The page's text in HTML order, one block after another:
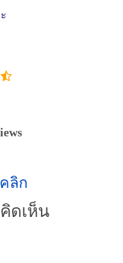
ลิก
ดเห็น